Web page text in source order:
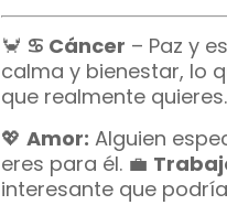
🦀 ♋ Cáncer – Paz y
calma y bienestar, lo
que realmente quieres.
💖 Amor: Alguien
eres para él. 💼
interesante que